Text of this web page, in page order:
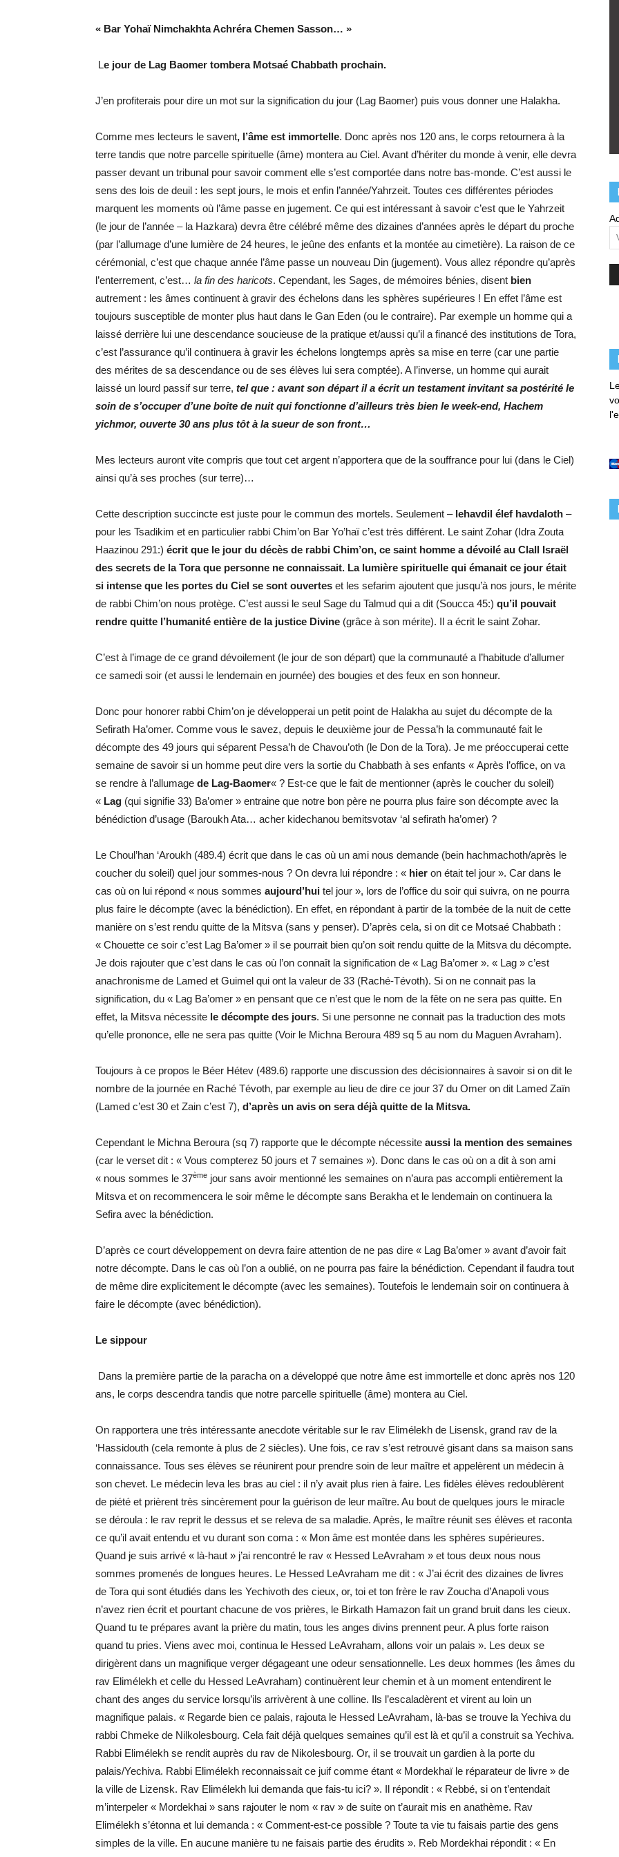
« Bar Yohaï Nimchakhta Achréra Chemen Sasson… »
Le jour de Lag Baomer tombera Motsaé Chabbath prochain.
J’en profiterais pour dire un mot sur la signification du jour (Lag Baomer) puis vous donner une Halakha.
Comme mes lecteurs le savent, l’âme est immortelle. Donc après nos 120 ans, le corps retournera à la
terre tandis que notre parcelle spirituelle (âme) montera au Ciel. Avant d’hériter du monde à venir, elle devra
passer devant un tribunal pour savoir comment elle s’est comportée dans notre bas-monde. C’est aussi le
sens des lois de deuil : les sept jours, le mois et enfin l’année/Yahrzeit. Toutes ces différentes périodes
marquent les moments où l’âme passe en jugement. Ce qui est intéressant à savoir c’est que le Yahrzeit
(le jour de l’année – la Hazkara) devra être célébré même des dizaines d’années après le départ du proche
(par l’allumage d’une lumière de 24 heures, le jeûne des enfants et la montée au cimetière). La raison de ce
cérémonial, c’est que chaque année l’âme passe un nouveau Din (jugement). Vous allez répondre qu’après
l’enterrement, c’est… la fin des haricots. Cependant, les Sages, de mémoires bénies, disent bien
autrement : les âmes continuent à gravir des échelons dans les sphères supérieures ! En effet l’âme est
toujours susceptible de monter plus haut dans le Gan Eden (ou le contraire). Par exemple un homme qui a
laissé derrière lui une descendance soucieuse de la pratique et/aussi qu’il a financé des institutions de Tora,
c’est l’assurance qu’il continuera à gravir les échelons longtemps après sa mise en terre (car une partie
des mérites de sa descendance ou de ses élèves lui sera comptée). A l’inverse, un homme qui aurait
laissé un lourd passif sur terre, tel que : avant son départ il a écrit un testament invitant sa postérité le
soin de s’occuper d’une boite de nuit qui fonctionne d’ailleurs très bien le week-end, Hachem
yichmor, ouverte 30 ans plus tôt à la sueur de son front…
Mes lecteurs auront vite compris que tout cet argent n’apportera que de la souffrance pour lui (dans le Ciel)
ainsi qu’à ses proches (sur terre)…
Cette description succincte est juste pour le commun des mortels. Seulement – lehavdil élef havdaloth –
pour les Tsadikim et en particulier rabbi Chim’on Bar Yo’haï c’est très différent. Le saint Zohar (Idra Zouta
Haazinou 291:) écrit que le jour du décès de rabbi Chim’on, ce saint homme a dévoilé au Clall Israël
des secrets de la Tora que personne ne connaissait. La lumière spirituelle qui émanait ce jour était
si intense que les portes du Ciel se sont ouvertes et les sefarim ajoutent que jusqu’à nos jours, le mérite
de rabbi Chim’on nous protège. C’est aussi le seul Sage du Talmud qui a dit (Soucca 45:) qu’il pouvait
rendre quitte l’humanité entière de la justice Divine (grâce à son mérite). Il a écrit le saint Zohar.
C’est à l’image de ce grand dévoilement (le jour de son départ) que la communauté a l’habitude d’allumer
ce samedi soir (et aussi le lendemain en journée) des bougies et des feux en son honneur.
Donc pour honorer rabbi Chim’on je développerai un petit point de Halakha au sujet du décompte de la
Sefirath Ha’omer. Comme vous le savez, depuis le deuxième jour de Pessa’h la communauté fait le
décompte des 49 jours qui séparent Pessa’h de Chavou’oth (le Don de la Tora). Je me préoccuperai cette
semaine de savoir si un homme peut dire vers la sortie du Chabbath à ses enfants « Après l’office, on va
se rendre à l’allumage de Lag-Baomer« ? Est-ce que le fait de mentionner (après le coucher du soleil)
« Lag (qui signifie 33) Ba’omer » entraine que notre bon père ne pourra plus faire son décompte avec la
bénédiction d’usage (Baroukh Ata… acher kidechanou bemitsvotav ‘al sefirath ha’omer) ?
Le Choul’han ‘Aroukh (489.4) écrit que dans le cas où un ami nous demande (bein hachmachoth/après le
coucher du soleil) quel jour sommes-nous ? On devra lui répondre : « hier on était tel jour ». Car dans le
cas où on lui répond « nous sommes aujourd’hui tel jour », lors de l’office du soir qui suivra, on ne pourra
plus faire le décompte (avec la bénédiction). En effet, en répondant à partir de la tombée de la nuit de cette
manière on s’est rendu quitte de la Mitsva (sans y penser). D’après cela, si on dit ce Motsaé Chabbath :
« Chouette ce soir c’est Lag Ba’omer » il se pourrait bien qu’on soit rendu quitte de la Mitsva du décompte.
Je dois rajouter que c’est dans le cas où l’on connaît la signification de « Lag Ba’omer ». « Lag » c’est
anachronisme de Lamed et Guimel qui ont la valeur de 33 (Raché-Tévoth). Si on ne connait pas la
signification, du « Lag Ba’omer » en pensant que ce n’est que le nom de la fête on ne sera pas quitte. En
effet, la Mitsva nécessite le décompte des jours. Si une personne ne connait pas la traduction des mots
qu’elle prononce, elle ne sera pas quitte (Voir le Michna Beroura 489 sq 5 au nom du Maguen Avraham).
Toujours à ce propos le Béer Hétev (489.6) rapporte une discussion des décisionnaires à savoir si on dit le
nombre de la journée en Raché Tévoth, par exemple au lieu de dire ce jour 37 du Omer on dit Lamed Zaïn
(Lamed c’est 30 et Zain c’est 7), d’après un avis on sera déjà quitte de la Mitsva.
Cependant le Michna Beroura (sq 7) rapporte que le décompte nécessite aussi la mention des semaines
(car le verset dit : « Vous compterez 50 jours et 7 semaines »). Donc dans le cas où on a dit à son ami
« nous sommes le 37ème jour sans avoir mentionné les semaines on n’aura pas accompli entièrement la
Mitsva et on recommencera le soir même le décompte sans Berakha et le lendemain on continuera la
Sefira avec la bénédiction.
D’après ce court développement on devra faire attention de ne pas dire « Lag Ba’omer » avant d’avoir fait
notre décompte. Dans le cas où l’on a oublié, on ne pourra pas faire la bénédiction. Cependant il faudra tout
de même dire explicitement le décompte (avec les semaines). Toutefois le lendemain soir on continuera à
faire le décompte (avec bénédiction).
Le sippour
Dans la première partie de la paracha on a développé que notre âme est immortelle et donc après nos 120
ans, le corps descendra tandis que notre parcelle spirituelle (âme) montera au Ciel.
On rapportera une très intéressante anecdote véritable sur le rav Elimélekh de Lisensk, grand rav de la
‘Hassidouth (cela remonte à plus de 2 siècles). Une fois, ce rav s’est retrouvé gisant dans sa maison sans
connaissance. Tous ses élèves se réunirent pour prendre soin de leur maître et appelèrent un médecin à
son chevet. Le médecin leva les bras au ciel : il n’y avait plus rien à faire. Les fidèles élèves redoublèrent
de piété et prièrent très sincèrement pour la guérison de leur maître. Au bout de quelques jours le miracle
se déroula : le rav reprit le dessus et se releva de sa maladie. Après, le maître réunit ses élèves et raconta
ce qu’il avait entendu et vu durant son coma : « Mon âme est montée dans les sphères supérieures.
Quand je suis arrivé « là-haut » j’ai rencontré le rav « Hessed LeAvraham » et tous deux nous nous
sommes promenés de longues heures. Le Hessed LeAvraham me dit : « J’ai écrit des dizaines de livres
de Tora qui sont étudiés dans les Yechivoth des cieux, or, toi et ton frère le rav Zoucha d’Anapoli vous
n’avez rien écrit et pourtant chacune de vos prières, le Birkath Hamazon fait un grand bruit dans les cieux.
Quand tu te prépares avant la prière du matin, tous les anges divins prennent peur. A plus forte raison
quand tu pries. Viens avec moi, continua le Hessed LeAvraham, allons voir un palais ». Les deux se
dirigèrent dans un magnifique verger dégageant une odeur sensationnelle. Les deux hommes (les âmes du
rav Elimélekh et celle du Hessed LeAvraham) continuèrent leur chemin et à un moment entendirent le
chant des anges du service lorsqu’ils arrivèrent à une colline. Ils l’escaladèrent et virent au loin un
magnifique palais. « Regarde bien ce palais, rajouta le Hessed LeAvraham, là-bas se trouve la Yechiva du
rabbi Chmeke de Nilkolesbourg. Cela fait déjà quelques semaines qu’il est là et qu’il a construit sa Yechiva.
Rabbi Elimélekh se rendit auprès du rav de Nikolesbourg. Or, il se trouvait un gardien à la porte du
palais/Yechiva. Rabbi Elimélekh reconnaissait ce juif comme étant « Mordekhaï le réparateur de livre » de
la ville de Lizensk. Rav Elimélekh lui demanda que fais-tu ici? ». Il répondit : « Rebbé, si on t’entendait
m’interpeler « Mordekhai » sans rajouter le nom « rav » de suite on t’aurait mis en anathème. Rav
Elimélekh s’étonna et lui demanda : « Comment-est-ce possible ? Toute ta vie tu faisais partie des gens
simples de la ville. En aucune manière tu ne faisais partie des érudits ». Reb Mordekhai répondit : « En